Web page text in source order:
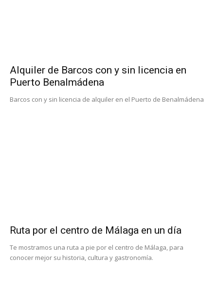
Alquiler de Barcos con y sin licencia en
Puerto Benalmádena
Barcos con y sin licencia de alquiler en el Puerto de Benalmádena
Ruta por el centro de Málaga en un día
Te mostramos una ruta a pie por el centro de Málaga, para
conocer mejor su historia, cultura y gastronomía.